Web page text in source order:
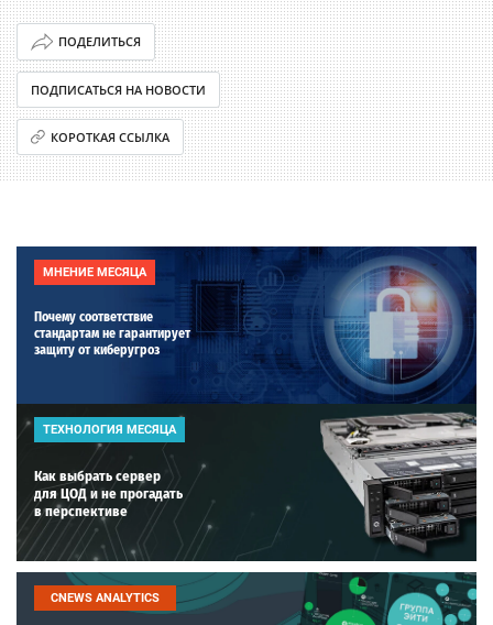
ПОДЕЛИТЬСЯ
ПОДПИСАТЬСЯ НА НОВОСТИ
КОРОТКАЯ ССЫЛКА
МНЕНИЕ МЕСЯЦА
Почему соответствие
стандартам не гарантирует
защиту от киберугроз
ТЕХНОЛОГИЯ МЕСЯЦА
Как выбрать сервер
для ЦОД и не прогадать
в перспективе
CNEWS ANALYTICS